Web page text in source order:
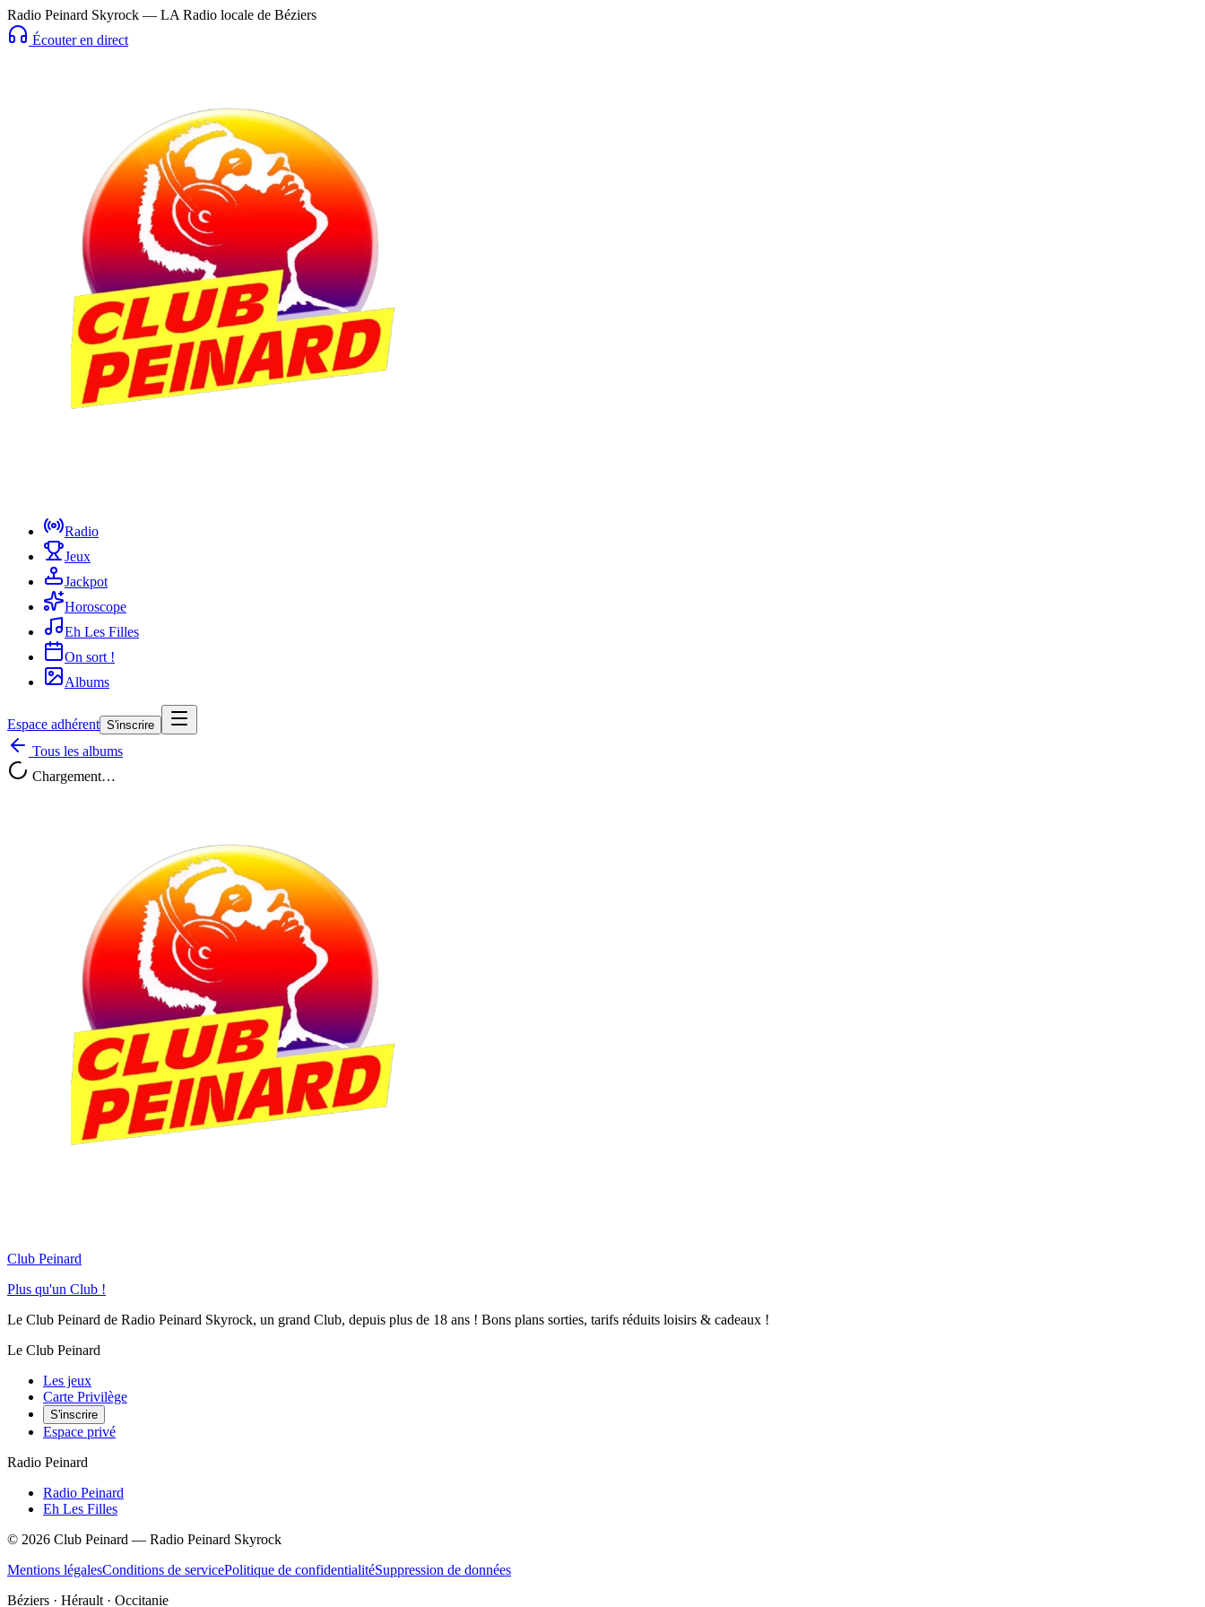
Radio Peinard Skyrock — LA Radio locale de Béziers
Écouter en direct
Radio
Jeux
Jackpot
Horoscope
Eh Les Filles
On sort !
Albums
Espace adhérent S'inscrire
Tous les albums
Chargement…
Club Peinard
Plus qu'un Club !
Le Club Peinard de Radio Peinard Skyrock, un grand Club, depuis plus de 18 ans ! Bons plans sorties, tarifs réduits loisirs & cadeaux !
Le Club Peinard
Les jeux
Carte Privilège
S'inscrire
Espace privé
Radio Peinard
Radio Peinard
Eh Les Filles
© 2026 Club Peinard — Radio Peinard Skyrock
Mentions légalesConditions de servicePolitique de confidentialitéSuppression de données
Béziers · Hérault · Occitanie